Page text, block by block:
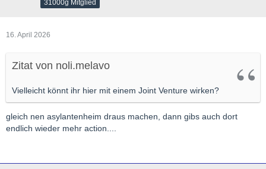
31000g Mitglied
16. April 2026
Zitat von noli.melavo
Vielleicht könnt ihr hier mit einem Joint Venture wirken?
gleich nen asylantenheim draus machen, dann gibs auch dort
endlich wieder mehr action....